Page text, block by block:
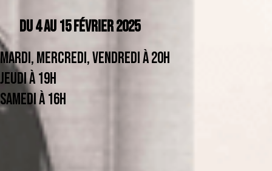
DU 4 AU 15 FÉVRIER 2025
MARDI, MERCREDI, VENDREDI À 20H
JEUDI À 19H
SAMEDI À 16H